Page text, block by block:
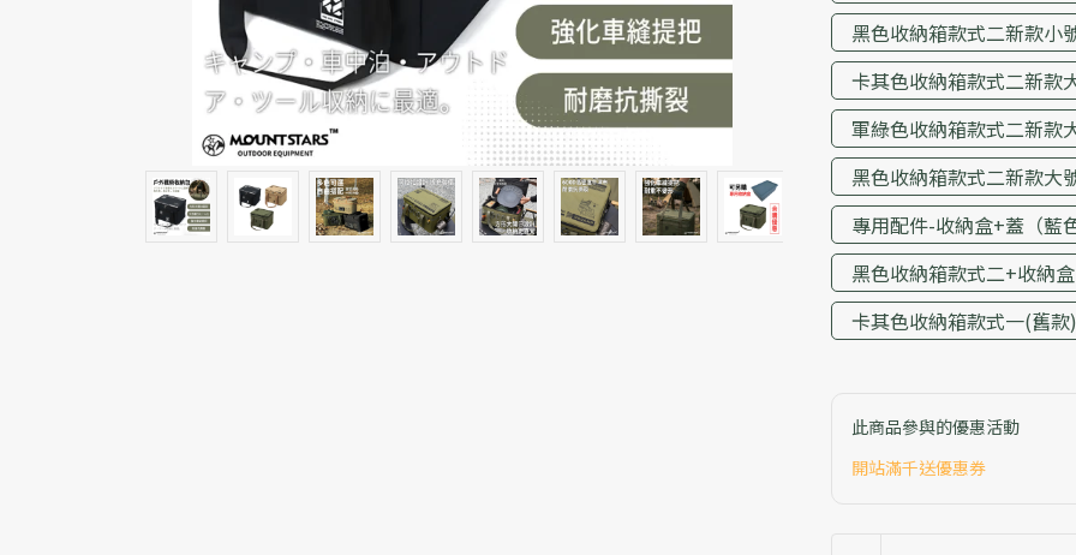
黑色收納箱款式二新款小
卡其色收納箱款式二新款
軍綠色收納箱款式二新款
黑色收納箱款式二新款大
專用配件-收納盒+蓋（藍
黑色收納箱款式二+收納
卡其色收納箱款式一(舊款)
此商品參與的優惠活動
開站滿千送優惠券